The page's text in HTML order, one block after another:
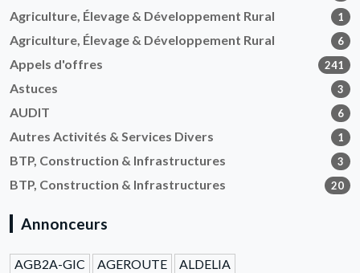
Agriculture, Élevage & Développement Rural 1
Agriculture, Élevage & Développement Rural 6
Appels d'offres 241
Astuces 3
AUDIT 6
Autres Activités & Services Divers 1
BTP, Construction & Infrastructures 3
BTP, Construction & Infrastructures 20
Annonceurs
AGB2A-GIC AGEROUTE
ALDELIA